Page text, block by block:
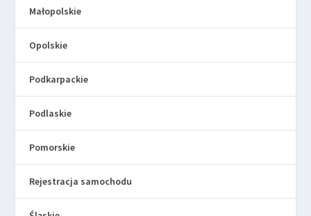
Małopolskie
Opolskie
Podkarpackie
Podlaskie
Pomorskie
Rejestracja samochodu